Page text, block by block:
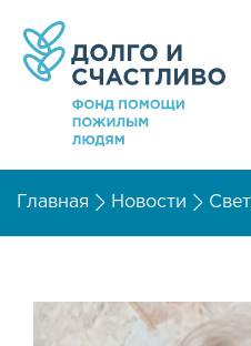
Главная Новости